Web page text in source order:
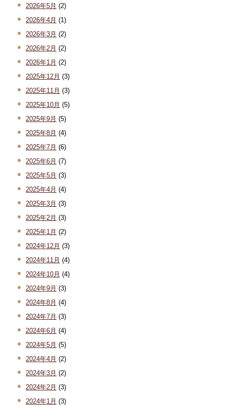
2026年5月 (2)
2026年4月 (1)
2026年3月 (2)
2026年2月 (2)
2026年1月 (2)
2025年12月 (3)
2025年11月 (3)
2025年10月 (5)
2025年9月 (5)
2025年8月 (4)
2025年7月 (6)
2025年6月 (7)
2025年5月 (3)
2025年4月 (4)
2025年3月 (3)
2025年2月 (3)
2025年1月 (2)
2024年12月 (3)
2024年11月 (4)
2024年10月 (4)
2024年9月 (3)
2024年8月 (4)
2024年7月 (3)
2024年6月 (4)
2024年5月 (5)
2024年4月 (2)
2024年3月 (2)
2024年2月 (3)
2024年1月 (3)